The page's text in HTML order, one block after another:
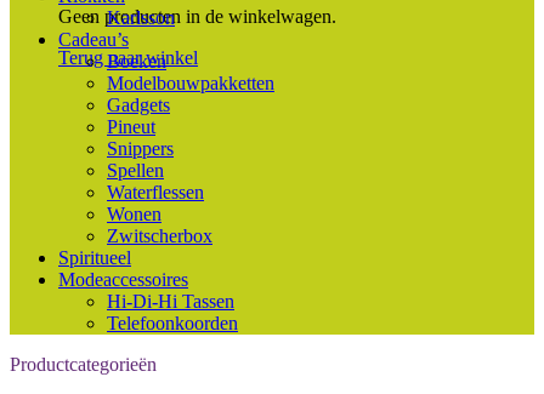
Geen producten in de winkelwagen.
Terug naar winkel
Karlsson
Cadeau’s
Boeken
Modelbouwpakketten
Gadgets
Pineut
Snippers
Spellen
Waterflessen
Wonen
Zwitscherbox
Spiritueel
Modeaccessoires
Hi-Di-Hi Tassen
Telefoonkoorden
Productcategorieën